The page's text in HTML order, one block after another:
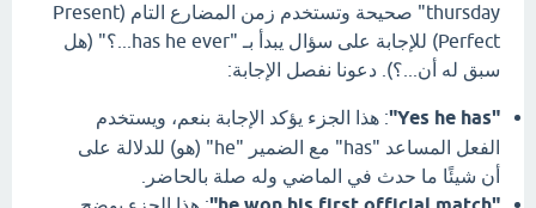
thursday" صحيحة وتستخدم زمن المضارع التام (Present
Perfect) للإجابة على سؤال يبدأ بـ "has he ever...؟" (هل
سبق له أن...؟). دعونا نفصل الإجابة:
"Yes he has"
: هذا الجزء يؤكد الإجابة بنعم، ويستخدم
الفعل المساعد "has" مع الضمير "he" (هو) للدلالة على
أن شيئًا ما حدث في الماضي وله صلة بالحاضر.